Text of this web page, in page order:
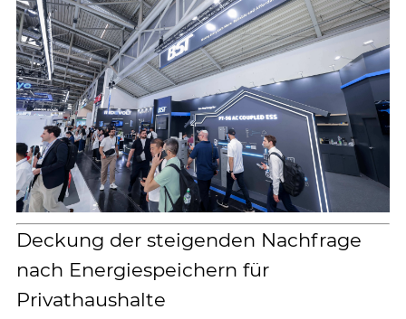
Deckung der steigenden Nachfrage
nach Energiespeichern für
Privathaushalte